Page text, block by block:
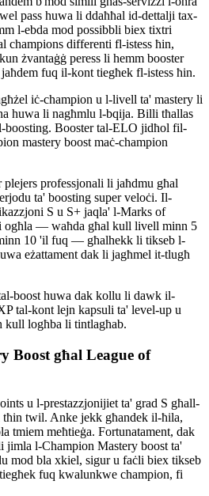
pass huwa li ddaħħal id-dettalji tax-
l-ebda mod possibbli biex tixtri
champions differenti fl-istess ħin,
żvantaġġ peress li hemm booster
fuq il-kont tiegħek fl-istess ħin.
iċ-champion u l-livell ta' mastery li
huwa li nagħmlu l-bqija. Billi tħallas
boosting. Booster tal-ELO jidħol fil-
mastery boost maċ-champion
professjonali li jaħdmu għal
ta' boosting super veloċi. Il-
S u S+ jaqla' l-Marks of
— waħda għal kull livell minn 5
10 'il fuq — għalhekk li tikseb l-
eżattament dak li jagħmel it-tlugħ
boost huwa dak kollu li dawk il-
tal-kont lejn kapsuli ta' level-up u
kull logħba li tintlagħab.
Boost għal League of
u l-prestazzjonijiet ta' grad S għall-
twil. Anke jekk għandek il-ħila,
tmiem meħtieġa. Fortunatament, dak
jimla l-Champion Mastery boost ta'
mod bla xkiel, sigur u faċli biex tikseb
fuq kwalunkwe champion, fi